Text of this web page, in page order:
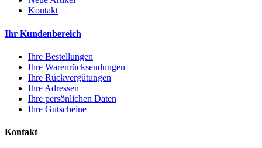
Kontakt
Ihr Kundenbereich
Ihre Bestellungen
Ihre Warenrücksendungen
Ihre Rückvergütungen
Ihre Adressen
Ihre persönlichen Daten
Ihre Gutscheine
Kontakt